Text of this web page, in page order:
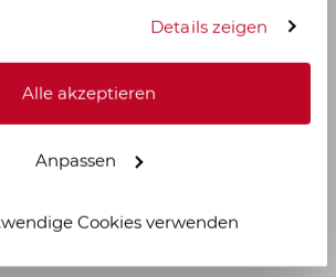
Details zeigen
Alle akzeptieren
Anpassen
Cookies verwenden